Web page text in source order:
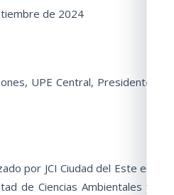
de 2024
UPE Central, Presidente
por JCI Ciudad del Este en
de Ciencias Ambientales y